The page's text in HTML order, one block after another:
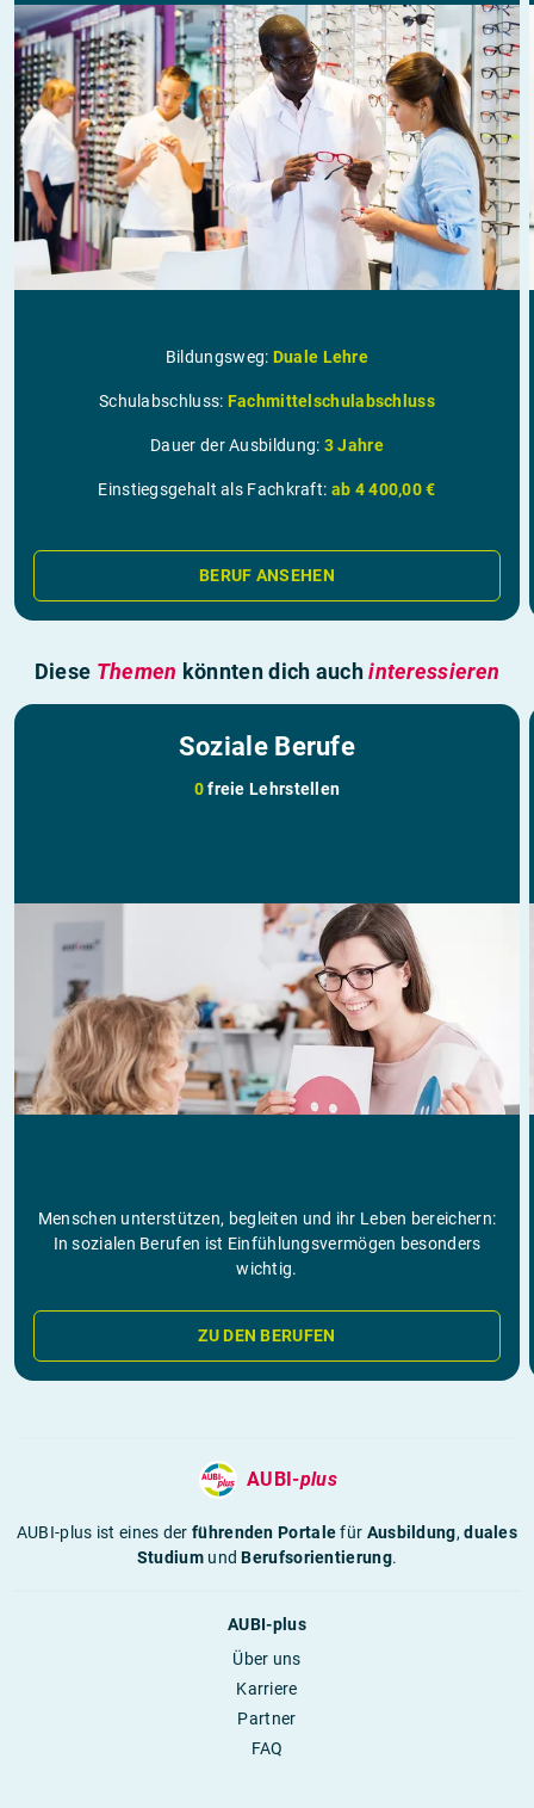
Bildungsweg: Duale Lehre
Schulabschluss: Fachmittelschulabschluss
Dauer der Ausbildung: 3 Jahre
Einstiegsgehalt als Fachkraft: ab 4 400,00 €
BERUF ANSEHEN
Diese Themen könnten dich auchinteressieren
Soziale Berufe
0freie Lehrstellen
Menschen unterstützen, begleiten und ihr Leben bereichern:
In sozialen Berufen ist Einfühlungsvermögen besonders
wichtig.
ZU DEN BERUFEN
AUBI-plus
AUBI-plus ist eines derführenden Portalefür Ausbildung,duales
StudiumundBerufsorientierung.
AUBI-plus
Über uns
Karriere
Partner
FAQ